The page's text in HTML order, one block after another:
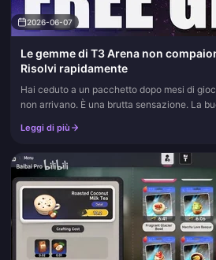
2026-06-07
Le gemme di T3 Arena non
Risolvi rapidamente
Hai ceduto a un pacchetto dopo mesi di
non arrivano. È una brutta sensazione. La
Leggi di più